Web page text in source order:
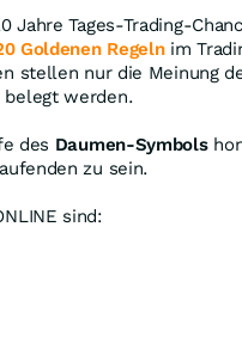
Jahre Tages-Trading-
Goldenen Regelnim
stellen nur die Meinung
belegt werden.
des Daumen-Symbols
zu sein.
sind: